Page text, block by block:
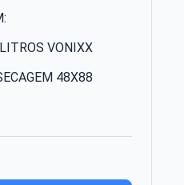
VONIXX
48X88